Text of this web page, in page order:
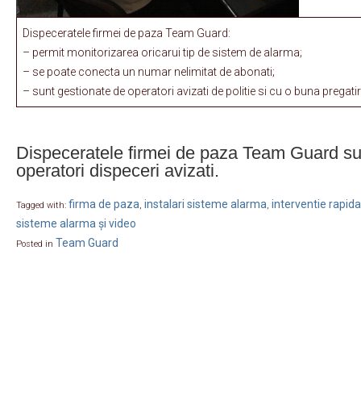
Dispeceratele firmei de paza Team Guard:
– permit monitorizarea oricarui tip de sistem de alarma;
– se poate conecta un numar nelimitat de abonati;
– sunt gestionate de operatori avizati de politie si cu o buna
Dispeceratele firmei de paza Team Guard
operatori dispeceri avizati.
Tagged with: firma de paza, instalari sisteme alarma, interventie rapida
sisteme alarma și video
Posted in Team Guard